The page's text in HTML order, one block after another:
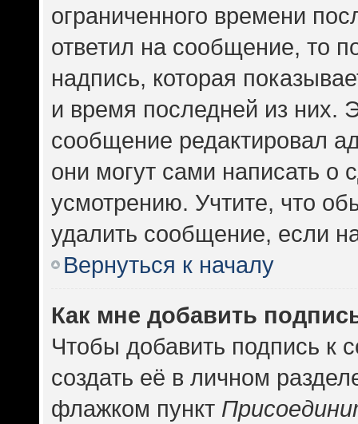
ограниченного времени
ответил на сообщение, то
надпись, которая
и время последней из них.
сообщение редактировал
они могут сами написать о
усмотрению. Учтите, что
удалить сообщение, если
Вернуться к началу
Как мне добавить
Чтобы добавить подпись
создать её в личном
флажком пункт